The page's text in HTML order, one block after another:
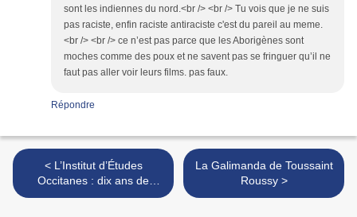
sont les indiennes du nord.<br /> <br /> Tu vois que je ne suis
pas raciste, enfin raciste antiraciste c'est du pareil au meme.
<br /> <br /> ce n’est pas parce que les Aborigènes sont
moches comme des poux et ne savent pas se fringuer qu’il ne
faut pas aller voir leurs films. pas faux.
Répondre
< L’Institut d’Études
Occitanes : dix ans de
travail dans l’étouffoir
La Galimanda de Toussaint
Roussy >